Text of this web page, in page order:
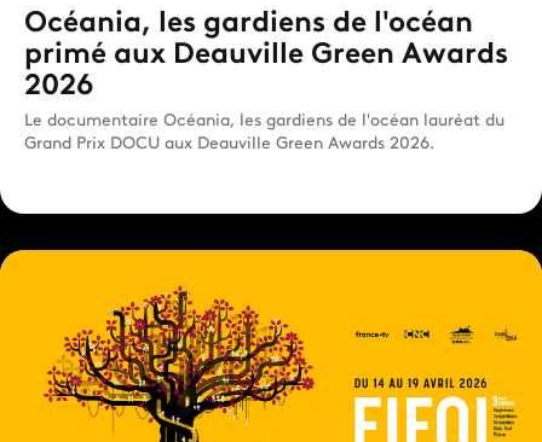
Océania, les gardiens de l'océan
primé aux Deauville Green Awards
2026
Le documentaire Océania, les gardiens de l'océan lauréat du
Grand Prix DOCU aux Deauville Green Awards 2026.